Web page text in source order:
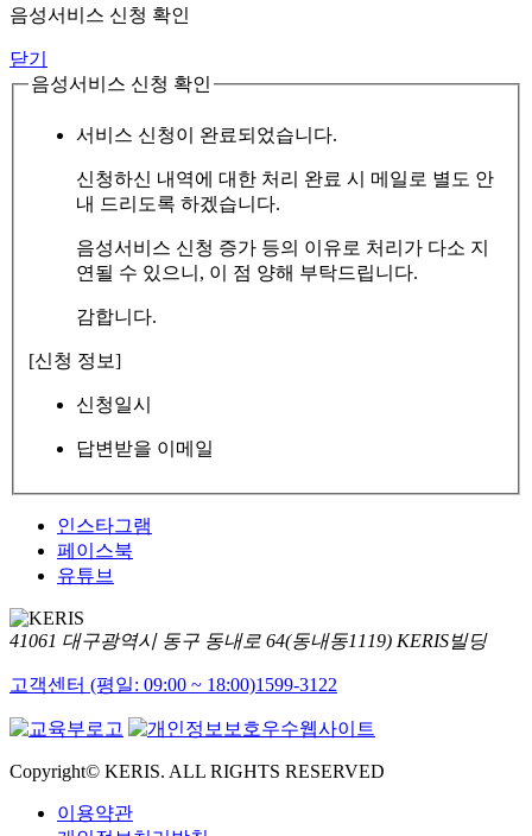
음성서비스 신청 확인
닫기
음성서비스 신청 확인
서비스 신청이 완료되었습니다.
신청하신 내역에 대한 처리 완료 시 메일로 별도 안
내 드리도록 하겠습니다.
음성서비스 신청 증가 등의 이유로 처리가 다소 지
연될 수 있으니, 이 점 양해 부탁드립니다.
감합니다.
[신청 정보]
신청일시
답변받을 이메일
인스타그램
페이스북
유튜브
41061 대구광역시 동구 동내로 64(동내동1119) KERIS빌딩
고객센터 (평일: 09:00 ~ 18:00)1599-3122
Copyright© KERIS. ALL RIGHTS RESERVED
이용약관